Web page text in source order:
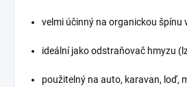
velmi účinný na organickou špínu
ideální jako odstraňovač hmyzu
použitelný na auto, karavan, loď,